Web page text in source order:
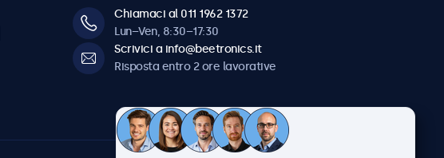
Chiamaci al 011 1962 1372
Lun–Ven, 8:30–17:30
Scrivici a info@beetronics.it
Risposta entro 2 ore lavorative